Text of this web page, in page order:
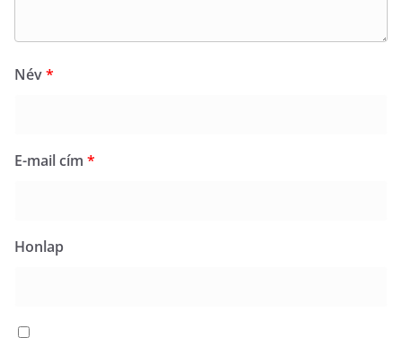
Név*
E-mail cím *
Honlap